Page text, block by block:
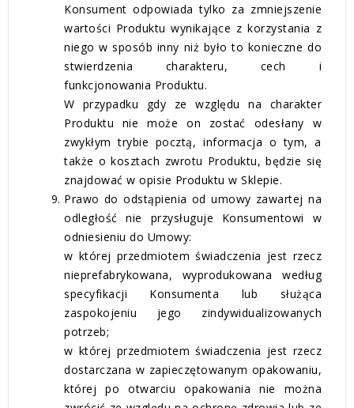
Konsument odpowiada tylko za zmniejszenie
wartości Produktu wynikające z korzystania z
niego w sposób inny niż było to konieczne do
stwierdzenia charakteru, cech i
funkcjonowania Produktu.
W przypadku gdy ze względu na charakter
Produktu nie może on zostać odesłany w
zwykłym trybie pocztą, informacja o tym, a
także o kosztach zwrotu Produktu, będzie się
znajdować w opisie Produktu w Sklepie.
Prawo do odstąpienia od umowy zawartej na
odległość nie przysługuje Konsumentowi w
odniesieniu do Umowy:
w której przedmiotem świadczenia jest rzecz
nieprefabrykowana, wyprodukowana według
specyfikacji Konsumenta lub służąca
zaspokojeniu jego zindywidualizowanych
potrzeb;
w której przedmiotem świadczenia jest rzecz
dostarczana w zapieczętowanym opakowaniu,
której po otwarciu opakowania nie można